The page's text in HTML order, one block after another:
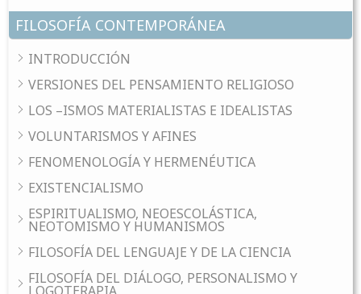
FILOSOFÍA CONTEMPORÁNEA
INTRODUCCIÓN
VERSIONES DEL PENSAMIENTO RELIGIOSO
LOS –ISMOS MATERIALISTAS E IDEALISTAS
VOLUNTARISMOS Y AFINES
FENOMENOLOGÍA Y HERMENÉUTICA
EXISTENCIALISMO
ESPIRITUALISMO, NEOESCOLÁSTICA,
NEOTOMISMO Y HUMANISMOS
FILOSOFÍA DEL LENGUAJE Y DE LA CIENCIA
FILOSOFÍA DEL DIÁLOGO, PERSONALISMO Y
LOGOTERAPIA